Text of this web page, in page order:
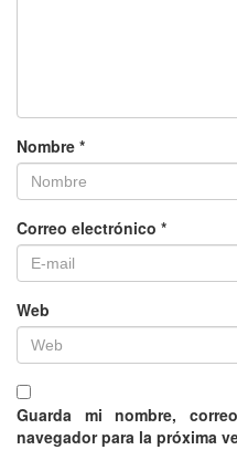
Nombre *
Correo electrónico *
Web
Guarda mi nombre,
navegador para la próxima